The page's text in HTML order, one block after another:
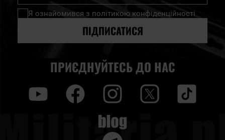
нашу
розсилку
Я ознайомився з політикою конфіденційності
ПІДПИСАТИСЯ
ПРИЄДНУЙТЕСЬ ДО НАС
Blog